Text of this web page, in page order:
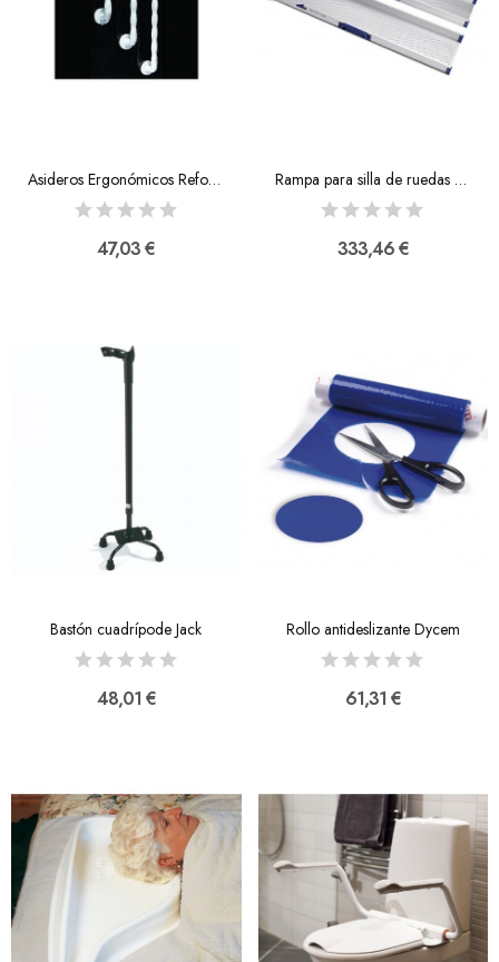
Asideros Ergonómicos Reforzados Natural Grip
47,03 €
Rampa para silla de ruedas de 2 carriles
333,46 €
Bastón cuadrípode Jack
48,01 €
Rollo antideslizante Dycem
61,31 €